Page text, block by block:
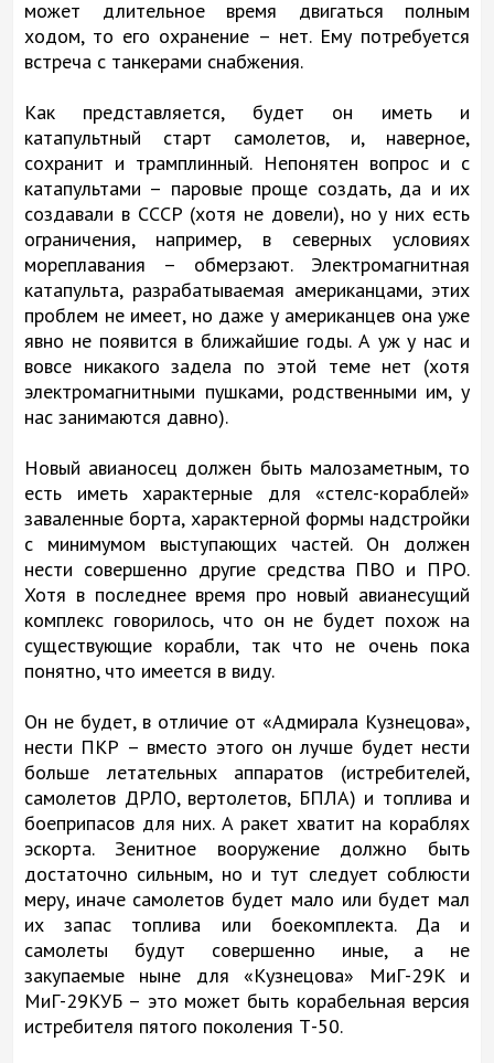
может длительное время двигаться полным
ходом, то его охранение – нет. Ему потребуется
встреча с танкерами снабжения.
Как представляется, будет он иметь и
катапультный старт самолетов, и, наверное,
сохранит и трамплинный. Непонятен вопрос и с
катапультами – паровые проще создать, да и их
создавали в СССР (хотя не довели), но у них есть
ограничения, например, в северных условиях
мореплавания – обмерзают. Электромагнитная
катапульта, разрабатываемая американцами, этих
проблем не имеет, но даже у американцев она уже
явно не появится в ближайшие годы. А уж у нас и
вовсе никакого задела по этой теме нет (хотя
электромагнитными пушками, родственными им, у
нас занимаются давно).
Новый авианосец должен быть малозаметным, то
есть иметь характерные для «стелс-кораблей»
заваленные борта, характерной формы надстройки
с минимумом выступающих частей. Он должен
нести совершенно другие средства ПВО и ПРО.
Хотя в последнее время про новый авианесущий
комплекс говорилось, что он не будет похож на
существующие корабли, так что не очень пока
понятно, что имеется в виду.
Он не будет, в отличие от «Адмирала Кузнецова»,
нести ПКР – вместо этого он лучше будет нести
больше летательных аппаратов (истребителей,
самолетов ДРЛО, вертолетов, БПЛА) и топлива и
боеприпасов для них. А ракет хватит на кораблях
эскорта. Зенитное вооружение должно быть
достаточно сильным, но и тут следует соблюсти
меру, иначе самолетов будет мало или будет мал
их запас топлива или боекомплекта. Да и
самолеты будут совершенно иные, а не
закупаемые ныне для «Кузнецова» МиГ-29К и
МиГ-29КУБ – это может быть корабельная версия
истребителя пятого поколения Т-50.